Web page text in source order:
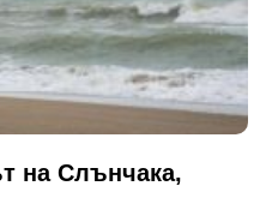
на Слънчака,